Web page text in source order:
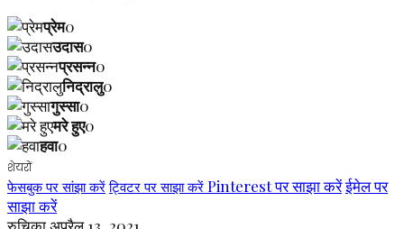
प्रेम0
उदास0
प्रसन्न0
निद्रालु0
गुस्सा0
मरे हुए0
हवा0
शेयरों
फेसबुक पर सांझा करें ट्विटर पर साझा करें Pinterest पर साझा करेंईमेल पर
साझा करें